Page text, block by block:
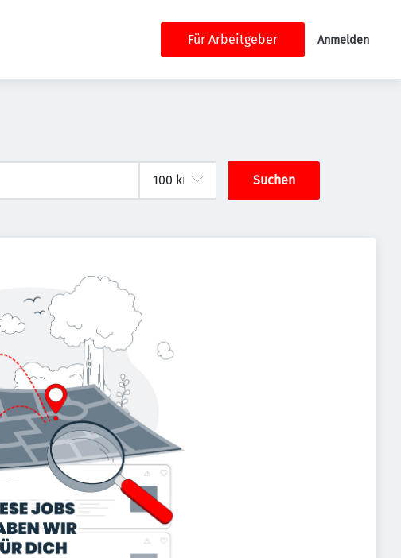
Für Arbeitgeber Anmelden
Suchen